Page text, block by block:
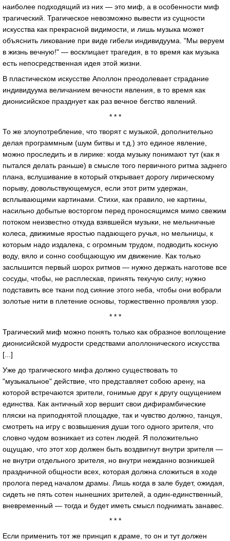
наиболее подходящий из них — это миф, а в особенности миф
трагический. Трагическое невозможно вывести из сущности
искусства как прекрасной видимости, и лишь музыка может
объяснить ликование при виде гибели индивидуума. "Мы веруем
в жизнь вечную!" — восклицает трагедия, в то время как музыка
есть непосредственная идея этой жизни.
В пластическом искусстве Аполлон преодолевает страдание
индивидуума величанием вечности явления, в то время как
дионисийское празднует как раз вечное бегство явлений.
* * *
То же злоупотребление, что творят с музыкой, дополнительно
делая программным (шум битвы и т.д.) это единое явление,
можно проследить и в лирике: когда музыку понимают тут (как я
пытался делать раньше) в смысле того первичного ритма заднего
плана, вслушивание в который открывает дорогу лирическому
порыву, довольствующемуся, если этот ритм удержан,
всплывающими картинами. Стихи, как правило, не картины,
насильно добытые восторгом перед проносящимся мимо свежим
потоком неизвестно откуда взявшейся музыки, не мельничные
колеса, движимые яростью падающего ручья, но мельницы, к
которым надо издалека, с огромным трудом, подводить косную
воду, вяло и сонно сообщающую им движение. Как только
заслышится первый шорох ритмов — нужно держать наготове все
сосуды, чтобы, не расплескав, принять текучую силу; нужно
подставить все ткани под сияние этого неба, чтобы они вобрали
золотые нити в плетение основы, торжественно проявляя узор.
* * *
Трагический миф можно понять только как образное воплощение
дионисийской мудрости средствами аполлонического искусства
[...]
Уже до трагического мифа должно существовать то
"музыкальное" действие, что представляет собою арену, на
которой встречаются зрители, гонимые друг к другу ощущением
единства. Как античный хор вершит свои дифирамбические
пляски на приподнятой площадке, так и чувство должно, танцуя,
смотреть на игру с возвышения души того одного зрителя, что
словно чудом возникает из сотен людей. Я положительно
ощущаю, что этот хор должен быть воздвигнут внутри зрителя —
не внутри отдельного зрителя, но внутри нежданно возникшей
праздничной общности всех, которая должна сложиться в ходе
пролога перед началом драмы. Лишь когда в зале будет, ожидая,
сидеть не пять сотен нынешних зрителей, а один-единственный,
вневременный — тогда и будет иметь смысл поднимать занавес.
* * *
Если применить тот же принцип к драме, то он и тут должен